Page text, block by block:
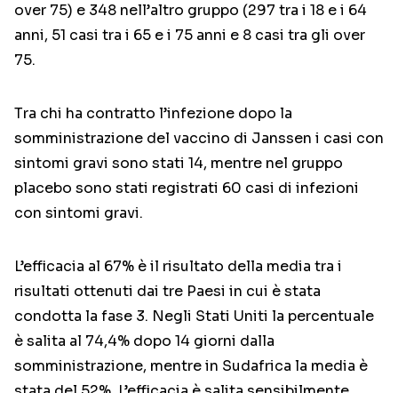
over 75) e 348 nell’altro gruppo (297 tra i 18 e i 64
anni, 51 casi tra i 65 e i 75 anni e 8 casi tra gli over
75.
Tra chi ha contratto l’infezione dopo la
somministrazione del vaccino di Janssen i casi con
sintomi gravi sono stati 14, mentre nel gruppo
placebo sono stati registrati 60 casi di infezioni
con sintomi gravi.
L’efficacia al 67% è il risultato della media tra i
risultati ottenuti dai tre Paesi in cui è stata
condotta la fase 3. Negli Stati Uniti la percentuale
è salita al 74,4% dopo 14 giorni dalla
somministrazione, mentre in Sudafrica la media è